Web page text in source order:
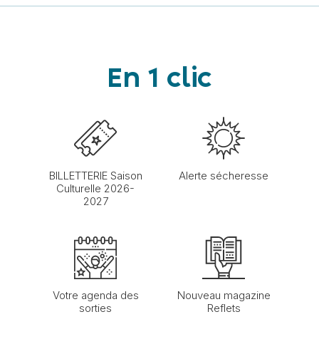
En 1 clic
BILLETTERIE Saison
Culturelle 2026-
2027
Alerte sécheresse
Votre agenda des
sorties
Nouveau magazine
Reflets